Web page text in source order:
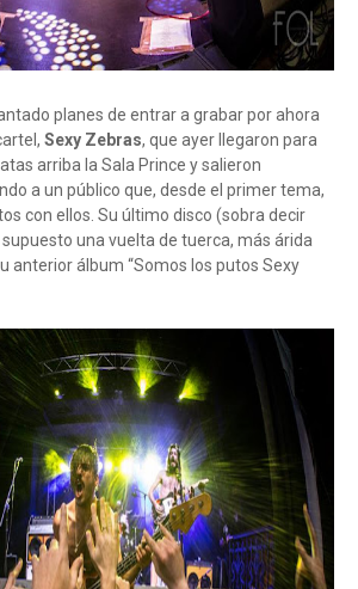
planes de entrar a grabar por ahora
Sexy Zebras, que ayer llegaron para
arriba la Sala Prince y salieron
a un público que, desde el primer tema,
con ellos. Su último disco (sobra decir
supuesto una vuelta de tuerca, más árida
anterior álbum “Somos los putos Sexy